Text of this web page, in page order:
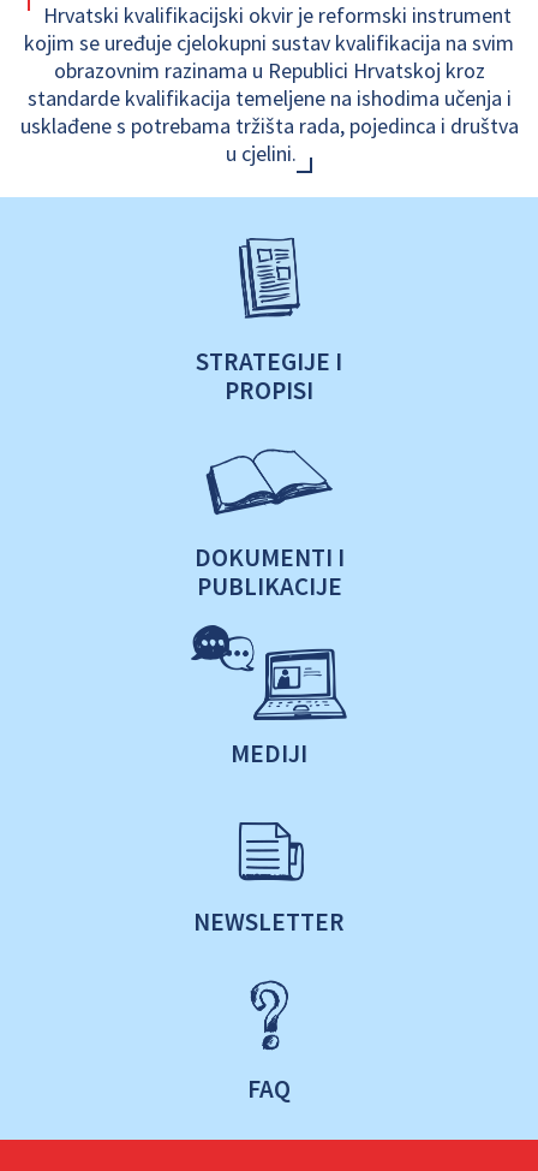
Hrvatski kvalifikacijski okvir je reformski instrument
kojim se uređuje cjelokupni sustav kvalifikacija na svim
obrazovnim razinama u Republici Hrvatskoj kroz
standarde kvalifikacija temeljene na ishodima učenja i
usklađene s potrebama tržišta rada, pojedinca i društva
u cjelini.
STRATEGIJE I
PROPISI
DOKUMENTI I
PUBLIKACIJE
MEDIJI
NEWSLETTER
FAQ